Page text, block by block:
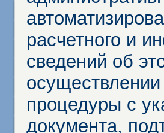
расчетного и
сведений об
процедуры с
документа,